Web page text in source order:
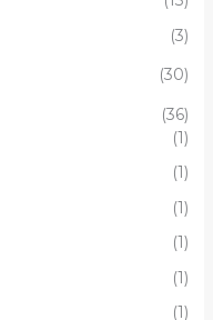
(3)
(30)
(36)
(1)
(1)
(1)
(1)
(1)
(1)